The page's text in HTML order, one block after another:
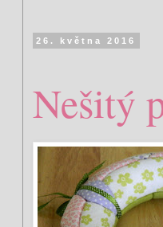
26. května 2016
Nešitý